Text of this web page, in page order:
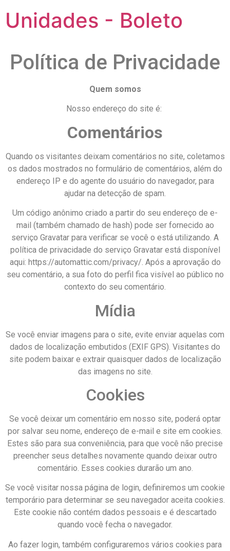
Unidades - Boleto
Política de Privacidade
Quem somos
Nosso endereço do site é:
Comentários
Quando os visitantes deixam comentários no site, coletamos
os dados mostrados no formulário de comentários, além do
endereço IP e do agente do usuário do navegador, para
ajudar na detecção de spam.
Um código anônimo criado a partir do seu endereço de e-
mail (também chamado de hash) pode ser fornecido ao
serviço Gravatar para verificar se você o está utilizando. A
política de privacidade do serviço Gravatar está disponível
aqui: https://automattic.com/privacy/. Após a aprovação do
seu comentário, a sua foto do perfil fica visível ao público no
contexto do seu comentário.
Mídia
Se você enviar imagens para o site, evite enviar aquelas com
dados de localização embutidos (EXIF GPS). Visitantes do
site podem baixar e extrair quaisquer dados de localização
das imagens no site.
Cookies
Se você deixar um comentário em nosso site, poderá optar
por salvar seu nome, endereço de e-mail e site em cookies.
Estes são para sua conveniência, para que você não precise
preencher seus detalhes novamente quando deixar outro
comentário. Esses cookies durarão um ano.
Se você visitar nossa página de login, definiremos um cookie
temporário para determinar se seu navegador aceita cookies.
Este cookie não contém dados pessoais e é descartado
quando você fecha o navegador.
Ao fazer login, também configuraremos vários cookies para